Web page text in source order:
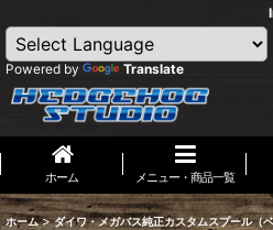
Powered by Translate
ホーム メニュー・商品一覧
ホーム > ダイワ・メガバス純正カスタムスプール（